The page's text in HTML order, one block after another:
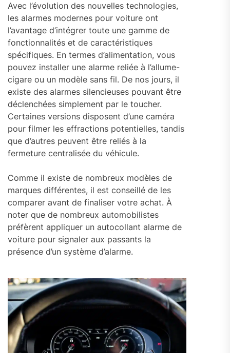
Avec l’évolution des nouvelles technologies,
les alarmes modernes pour voiture ont
l’avantage d’intégrer toute une gamme de
fonctionnalités et de caractéristiques
spécifiques. En termes d’alimentation, vous
pouvez installer une alarme reliée à l’allume-
cigare ou un modèle sans fil. De nos jours, il
existe des alarmes silencieuses pouvant être
déclenchées simplement par le toucher.
Certaines versions disposent d’une caméra
pour filmer les effractions potentielles, tandis
que d’autres peuvent être reliés à la
fermeture centralisée du véhicule.
Comme il existe de nombreux modèles de
marques différentes, il est conseillé de les
comparer avant de finaliser votre achat. À
noter que de nombreux automobilistes
préfèrent appliquer un autocollant alarme de
voiture pour signaler aux passants la
présence d’un système d’alarme.